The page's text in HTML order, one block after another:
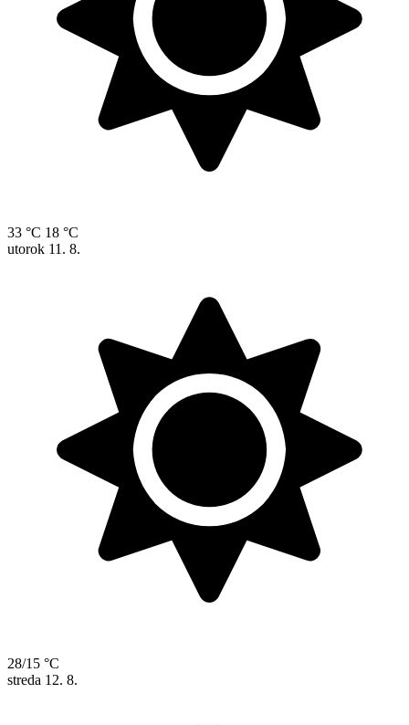
33 °C 18 °C
utorok 11. 8.
28/15 °C
streda 12. 8.